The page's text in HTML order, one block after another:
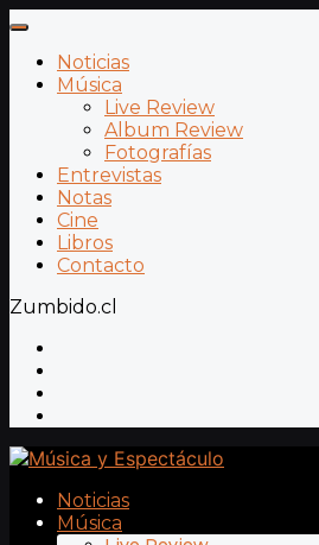
Noticias
Música
Live Review
Album Review
Fotografías
Entrevistas
Notas
Cine
Libros
Contacto
Zumbido.cl
Noticias
Música